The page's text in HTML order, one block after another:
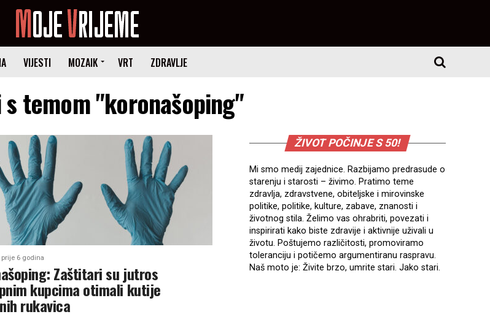
VIJESTI MOZAIK VRT ZDRAVLJE
s temom "koronašoping"
prije 6 godina
Zaštitari su jutros
kupcima otimali kutije
rukavica
ŽIVOT POČINJE S 50!
Mi smo medij zajednice. Razbijamo predrasude o
starenju i starosti – živimo. Pratimo teme
zdravlja, zdravstvene, obiteljske i mirovinske
politike, politike, kulture, zabave, znanosti i
životnog stila. Želimo vas ohrabriti, povezati i
inspirirati kako biste zdravije i aktivnije uživali u
životu. Poštujemo različitosti, promoviramo
toleranciju i potičemo argumentiranu raspravu.
Naš moto je: Živite brzo, umrite stari. Jako stari.